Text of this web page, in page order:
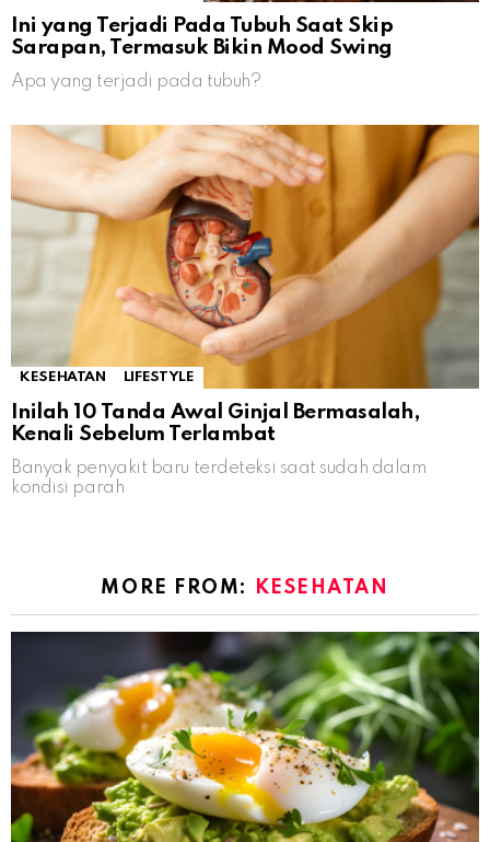
Ini yang Terjadi Pada Tubuh Saat Skip
Sarapan, Termasuk Bikin Mood Swing
Apa yang terjadi pada tubuh?
KESEHATAN LIFESTYLE
Inilah 10 Tanda Awal Ginjal Bermasalah,
Kenali Sebelum Terlambat
Banyak penyakit baru terdeteksi saat sudah dalam
kondisi parah
MORE FROM: KESEHATAN